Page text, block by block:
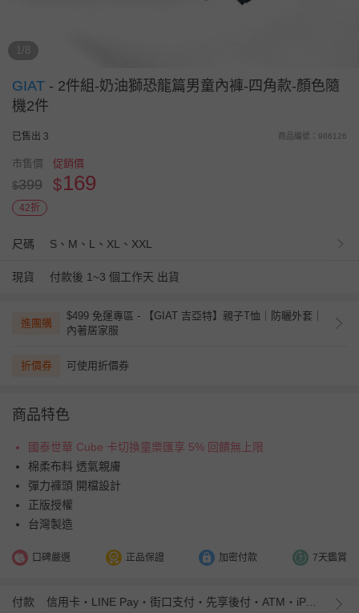
1/8
GIAT - 2件組-奶油獅恐龍篇男童內褲-四角款-顏色隨
機2件
已售出 3 商品編號：986126
市售價
$399
促銷價
$169
42折
尺碼 S、M、L、XL、XXL
現貨 付款後 1~3 個工作天 出貨
進團購
$499 免運專區 - 【GIAT 吉亞特】親子T恤｜防曬外套｜
內著居家服
折價券 可使用折價券
商品特色
國泰世華 Cube 卡切換童樂匯享 5% 回饋無上限
棉柔布料 透氣親膚
彈力褲頭 開檔設計
正版授權
台灣製造
口碑嚴選 正品保證 加密付款 7天鑑賞
付款 信用卡・LINE Pay・街口支付・先享後付・ATM・iPASS MONEY